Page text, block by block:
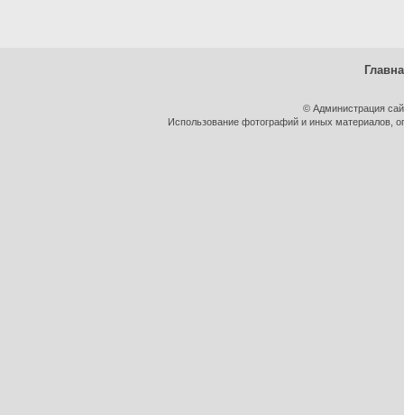
© Администрация
Использование фотографий и иных материалов,